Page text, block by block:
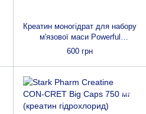
Креатин моногідрат для набору
м'язової маси Powerful
Progress Crea-Tor Micronized
300 g порошок для спортсменів
600 грн